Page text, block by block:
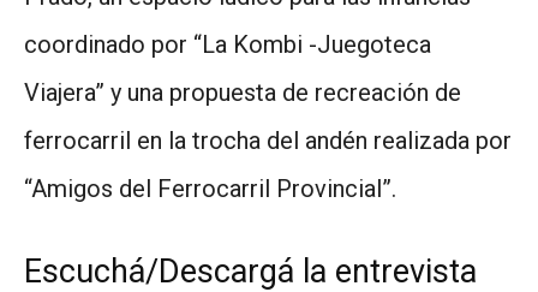
coordinado por “La Kombi -Juegoteca
Viajera” y una propuesta de recreación de
ferrocarril en la trocha del andén realizada por
“Amigos del Ferrocarril Provincial”.
Escuchá/Descargá la entrevista